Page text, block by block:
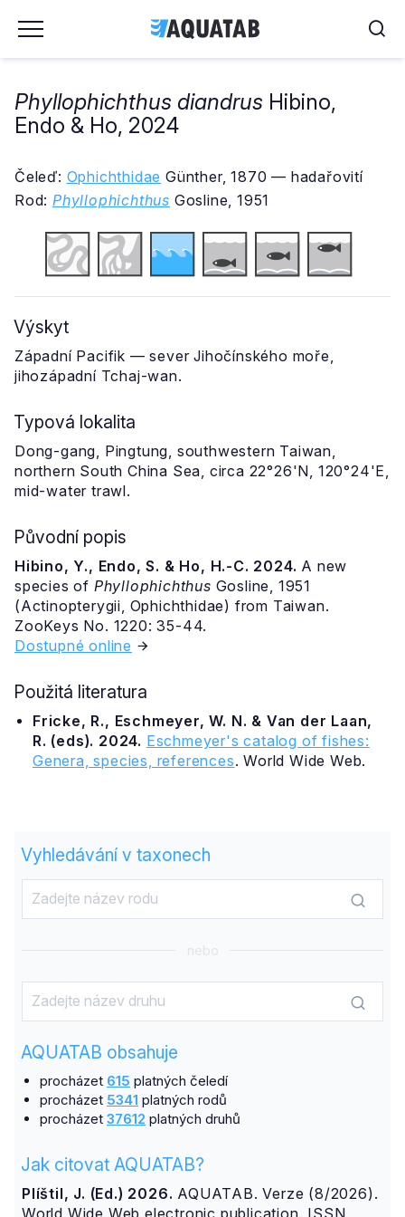
Phyllophichthus diandrus Hibino,
Endo & Ho, 2024
Čeleď: Ophichthidae Günther, 1870 — hadařovití
Rod: Phyllophichthus Gosline, 1951
Výskyt
Západní Pacifik — sever Jihočínského moře,
jihozápadní Tchaj-wan.
Typová lokalita
Dong-gang, Pingtung, southwestern Taiwan,
northern South China Sea, circa 22°26'N, 120°24'E,
mid-water trawl.
Původní popis
Hibino, Y., Endo, S. & Ho, H.-C. 2024. A new
species of Phyllophichthus Gosline, 1951
(Actinopterygii, Ophichthidae) from Taiwan.
ZooKeys No. 1220: 35-44.
Dostupné online
Použitá literatura
Fricke, R., Eschmeyer, W. N. & Van der Laan,
R. (eds). 2024. Eschmeyer's catalog of fishes:
Genera, species, references. World Wide Web.
Vyhledávání v taxonech
nebo
AQUATAB obsahuje
procházet 615 platných čeledí
procházet 5341 platných rodů
procházet 37612 platných druhů
Jak citovat AQUATAB?
Plíštil, J. (Ed.) 2026. AQUATAB. Verze (8/2026).
World Wide Web electronic publication. ISSN